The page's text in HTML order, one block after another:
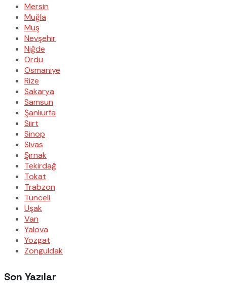
Mersin
Muğla
Muş
Nevşehir
Niğde
Ordu
Osmaniye
Rize
Sakarya
Samsun
Şanlıurfa
Siirt
Sinop
Sivas
Şırnak
Tekirdağ
Tokat
Trabzon
Tunceli
Uşak
Van
Yalova
Yozgat
Zonguldak
Son Yazılar